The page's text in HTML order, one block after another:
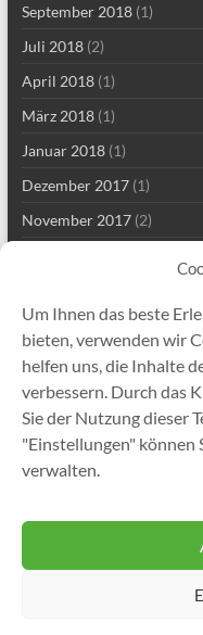
Um Ihnen das beste
bieten, verwenden wir
helfen uns, die Inhalte
verbessern. Durch das
Sie der Nutzung dieser
"Einstellungen" können
verwalten.
September 2018(1)
Juli 2018(2)
April 2018(1)
März 2018(1)
Januar 2018(1)
Dezember 2017(1)
November 2017(2)
Januar 2017(1)
November 2016 (1)
November 2015(1)
Juni 2015(2)
November 2014